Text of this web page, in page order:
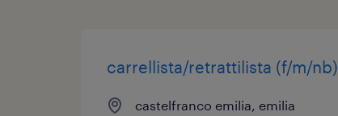
carrellista/retrattilista (f/m/nb)
castelfranco emilia, emilia